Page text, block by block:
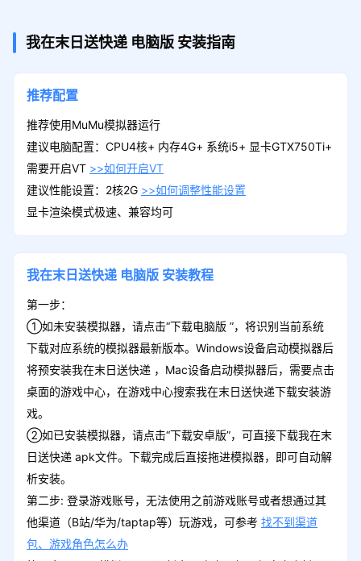
我在末日送快递 电脑版 安装指南
推荐配置
推荐使用MuMu模拟器运行
建议电脑配置：CPU4核+ 内存4G+ 系统i5+ 显卡GTX750Ti+
需要开启VT >>如何开启VT
建议性能设置：2核2G >>如何调整性能设置
显卡渲染模式极速、兼容均可
我在末日送快递 电脑版 安装教程
第一步：
①如未安装模拟器，请点击“下载电脑版 ”，将识别当前系统
下载对应系统的模拟器最新版本。Windows设备启动模拟器后
将预安装我在末日送快递 ，Mac设备启动模拟器后，需要点击
桌面的游戏中心，在游戏中心搜索我在末日送快递下载安装游
戏。
②如已安装模拟器，请点击“下载安卓版”，可直接下载我在末
日送快递 apk文件。下载完成后直接拖进模拟器，即可自动解
析安装。
第二步: 登录游戏账号，无法使用之前游戏账号或者想通过其
他渠道（B站/华为/taptap等）玩游戏，可参考 找不到渠道
包、游戏角色怎么办